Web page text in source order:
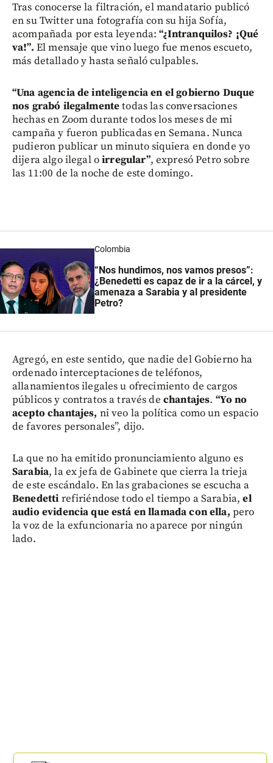
Tras conocerse la filtración, el mandatario publicó
en su Twitter una fotografía con su hija Sofía,
acompañada por esta leyenda:“¿Intranquilos? ¡Qué
va!”. El mensaje que vino luego fue menos escueto,
más detallado y hasta señaló culpables.
“Una agencia de inteligencia en el gobierno Duque
nos grabó ilegalmentetodas las conversaciones
hechas en Zoom durante todos los meses de mi
campaña y fueron publicadas en Semana. Nunca
pudieron publicar un minuto siquiera en donde yo
dijera algo ilegal oirregular”, expresó Petro sobre
las 11:00 de la noche de este domingo.
Colombia
“Nos hundimos, nos vamos presos”:
¿Benedetti es capaz de ir a la cárcel, y
amenaza a Sarabia y al presidente
Petro?
Agregó, en este sentido, que nadie del Gobierno ha
ordenado interceptaciones de teléfonos,
allanamientos ilegales u ofrecimiento de cargos
públicos y contratos a través de chantajes. “Yo no
acepto chantajes, ni veo la política como un espacio
de favores personales”, dijo.
La que no ha emitido pronunciamiento alguno es
Sarabia, la ex jefa de Gabinete que cierra la trieja
de este escándalo. En las grabaciones se escucha a
Benedetti refiriéndose todo el tiempo a Sarabia,el
audio evidencia que está en llamada con ella, pero
la voz de la exfuncionaria no aparece por ningún
lado.